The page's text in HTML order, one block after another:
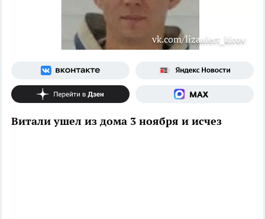
vk.com/lizaalert_kirov
Витали ушел из дома 3 ноября и исчез